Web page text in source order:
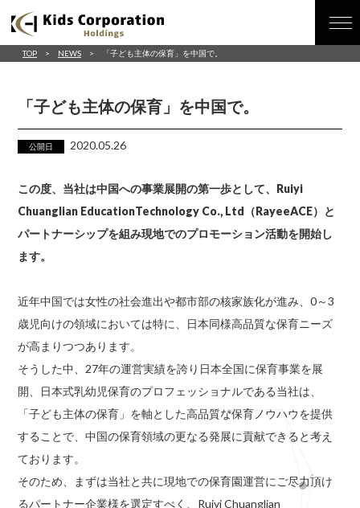
TOP NEWS 「子ども主体の保育」を中国で。
「子ども主体の保育」を中国で。
公開日 2020.05.26
この度、当社は中国への事業展開の第一歩として、Ruiyi
Chuanglian EducationTechnology Co., Ltd（RayeeACE）と
パートナーシップを組み現地でのプロモーション活動を開始し
ます。
近年中国では女性の社会進出や都市部の核家族化が進み、0～3
歳児向けの領域においては特に、日本同様高品質な保育ニーズ
が高まりつつあります。
そうした中、27年の運営実績を誇り日本全国に保育事業を展
開、日本式乳幼児保育のプロフェッショナルである当社は、
「子ども主体の保育」を軸とした高品質な保育ノウハウを提供
することで、中国の保育領域の更なる発展に貢献できると考え
ております。
そのため、まずは当社と共に現地での保育園運営にご尽力頂け
るパートナー企業様を選定すべく、Ruiyi Chuanglian